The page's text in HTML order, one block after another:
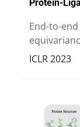
Protein-
End-to-
ICLR 2023